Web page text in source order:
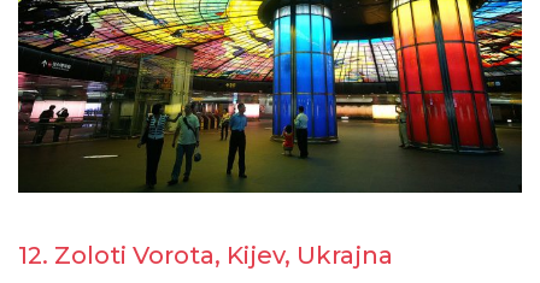
12. Zoloti Vorota, Kijev, Ukrajna